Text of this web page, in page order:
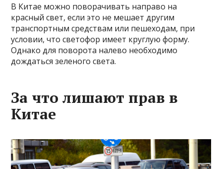
В Китае можно поворачивать направо на
красный свет, если это не мешает другим
транспортным средствам или пешеходам, при
условии, что светофор имеет круглую форму.
Однако для поворота налево необходимо
дождаться зеленого света.
За что лишают прав в
Китае